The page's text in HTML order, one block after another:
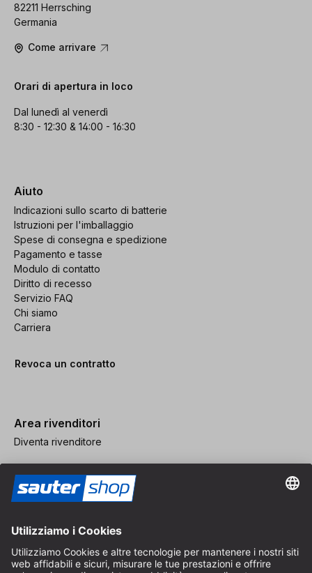
82211 Herrsching
Germania
Come arrivare
Orari di apertura in loco
Dal lunedì al venerdì
8:30 - 12:30 & 14:00 - 16:30
Aiuto
Indicazioni sullo scarto di batterie
Istruzioni per l'imballaggio
Spese di consegna e spedizione
Pagamento e tasse
Modulo di contatto
Diritto di recesso
Servizio FAQ
Chi siamo
Carriera
Revoca un contratto
Area rivenditori
Diventa rivenditore
CGV